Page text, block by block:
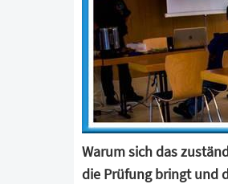
Warum sich das
die Prüfung bringt und